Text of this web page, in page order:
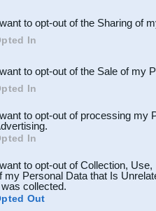
Participants
parties.
to opt-out of the Sharing of
In
to opt-out of the Sale of my
In
to opt-out of processing my
In
to opt-out of Collection,
my Personal Data that Is
was collected.
Out